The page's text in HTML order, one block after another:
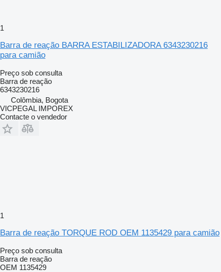
1
Barra de reação BARRA ESTABILIZADORA 6343230216
para camião
Preço sob consulta
Barra de reação
6343230216
Colômbia, Bogota
VICPEGAL IMPOREX
Contacte o vendedor
1
Barra de reação TORQUE ROD OEM 1135429 para camião
Preço sob consulta
Barra de reação
OEM 1135429